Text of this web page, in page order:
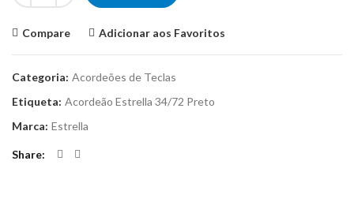
Compare Adicionar aos Favoritos
Categoria: Acordeões de Teclas
Etiqueta: Acordeão Estrella 34/72 Preto
Marca: Estrella
Share